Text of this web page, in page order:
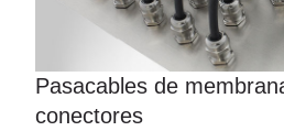
Pasacables de
conectores